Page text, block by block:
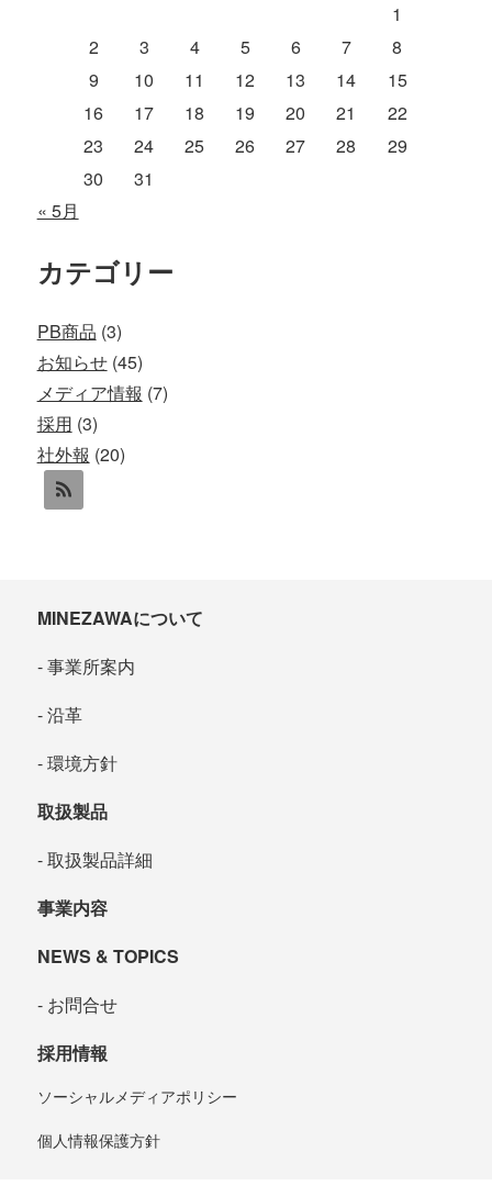
1
2
3 4 5 6 7
8
9
10 11 12 13 14
15
16
17 18 19 20 21
22
23
24 25 26 27 28
29
30
31
« 5月
カテゴリー
PB商品 (3)
お知らせ(45)
メディア情報 (7)
採用 (3)
社外報 (20)
MINEZAWAについて
事業所案内
沿革
環境方針
取扱製品
取扱製品詳細
事業内容
NEWS & TOPICS
お問合せ
採用情報
ソーシャルメディアポリシー
個人情報保護方針